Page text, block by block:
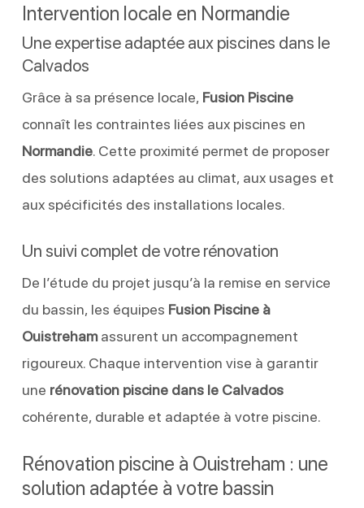
Intervention locale en Normandie
Une expertise adaptée aux piscines dans le
Calvados
Grâce à sa présence locale, Fusion Piscine
connaît les contraintes liées aux piscines en
Normandie. Cette proximité permet de proposer
des solutions adaptées au climat, aux usages et
aux spécificités des installations locales.
Un suivi complet de votre rénovation
De l’étude du projet jusqu’à la remise en service
du bassin, les équipes Fusion Piscine à
Ouistrehamassurent un accompagnement
rigoureux. Chaque intervention vise à garantir
une rénovation piscine dans le Calvados
cohérente, durable et adaptée à votre piscine.
Rénovation piscine à Ouistreham : une
solution adaptée à votre bassin